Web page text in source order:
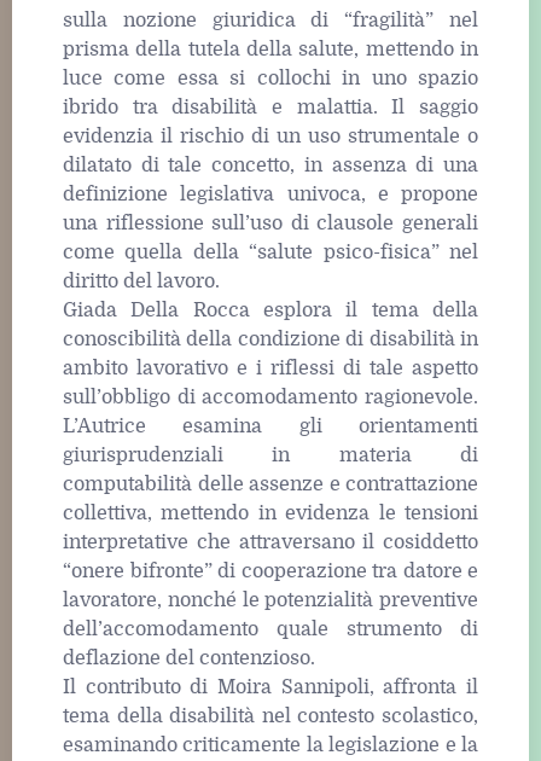
sulla nozione giuridica di “fragilità” nel
prisma della tutela della salute, mettendo in
luce come essa si collochi in uno spazio
ibrido tra disabilità e malattia. Il saggio
evidenzia il rischio di un uso strumentale o
dilatato di tale concetto, in assenza di una
definizione legislativa univoca, e propone
una riflessione sull’uso di clausole generali
come quella della “salute psico-fisica” nel
diritto del lavoro.
Giada Della Rocca esplora il tema della
conoscibilità della condizione di disabilità in
ambito lavorativo e i riflessi di tale aspetto
sull’obbligo di accomodamento ragionevole.
L’Autrice esamina gli orientamenti
giurisprudenziali in materia di
computabilità delle assenze e contrattazione
collettiva, mettendo in evidenza le tensioni
interpretative che attraversano il cosiddetto
“onere bifronte” di cooperazione tra datore e
lavoratore, nonché le potenzialità preventive
dell’accomodamento quale strumento di
deflazione del contenzioso.
Il contributo di Moira Sannipoli, affronta il
tema della disabilità nel contesto scolastico,
esaminando criticamente la legislazione e la